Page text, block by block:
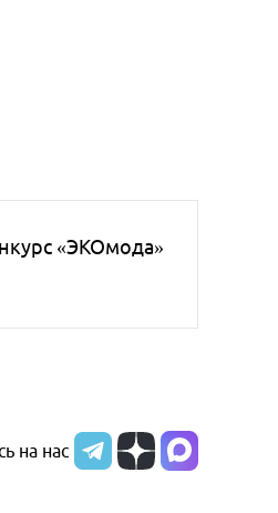
«ЭКОмода»
на нас